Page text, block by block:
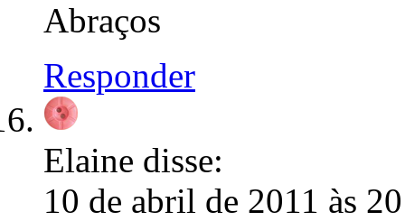
Abraços
Responder
Elaine disse:
10 de abril de 2011 às